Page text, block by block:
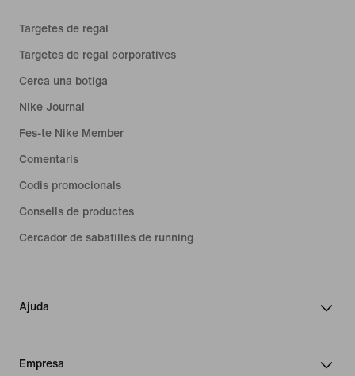
Targetes de regal
Targetes de regal corporatives
Cerca una botiga
Nike Journal
Fes-te Nike Member
Comentaris
Codis promocionals
Consells de productes
Cercador de sabatilles de running
Ajuda
Empresa